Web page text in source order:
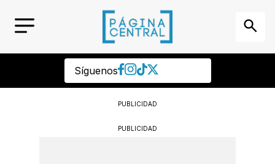
Síguenos
PUBLICIDAD
PUBLICIDAD